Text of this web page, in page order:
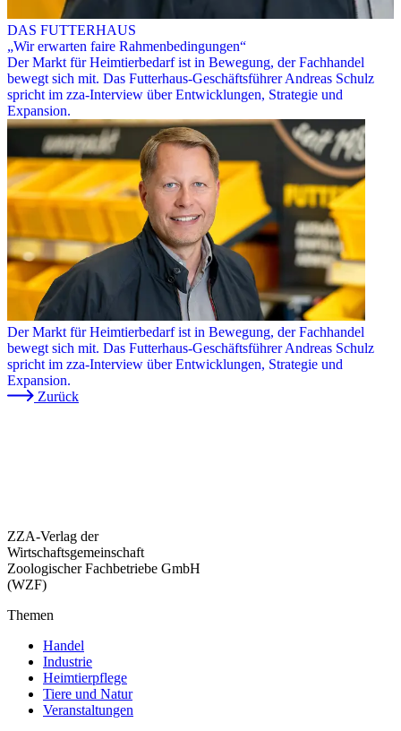
DAS FUTTERHAUS
„Wir erwarten faire Rahmenbedingungen“
Der Markt für Heimtierbedarf ist in Bewegung, der Fachhandel
bewegt sich mit. Das Futterhaus-Geschäftsführer Andreas Schulz
spricht im zza-Interview über Entwicklungen, Strategie und
Expansion.
Der Markt für Heimtierbedarf ist in Bewegung, der Fachhandel
bewegt sich mit. Das Futterhaus-Geschäftsführer Andreas Schulz
spricht im zza-Interview über Entwicklungen, Strategie und
Expansion.
Zurück
ZZA-Verlag der
Wirtschaftsgemeinschaft
Zoologischer Fachbetriebe GmbH
(WZF)
Themen
Handel
Industrie
Heimtierpflege
Tiere und Natur
Veranstaltungen